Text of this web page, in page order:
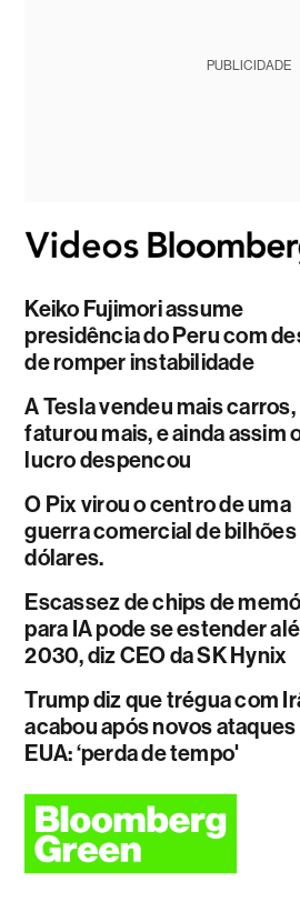
PUBLICIDADE
Keiko Fujimori assume
presidência do Peru com
de romper instabilidade
A Tesla vendeu mais carros,
faturou mais, e ainda assim
lucro despencou
O Pix virou o centro de uma
guerra comercial de bilhões
dólares.
Escassez de chips de
para IA pode se estender
2030, diz CEO da SK Hynix
Trump diz que trégua com
acabou após novos
EUA: ‘perda de tempo'